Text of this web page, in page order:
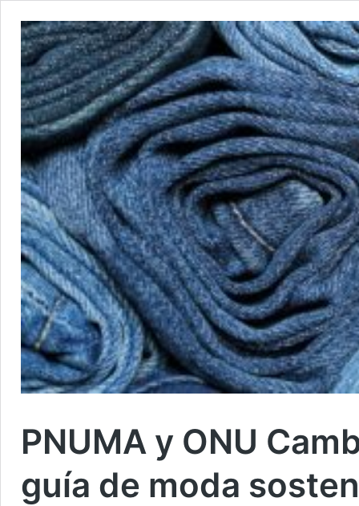
PNUMA y ONU
guía de moda